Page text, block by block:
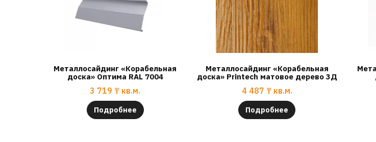
Металлосайдинг «Корабельная
доска» Оптима RAL 7004
3 719 ₸ кв.м.
Подробнее
Металлосайдинг «Корабельная
доска» Printech матовое дерево 3Д
4 487 ₸ кв.м.
Подробнее